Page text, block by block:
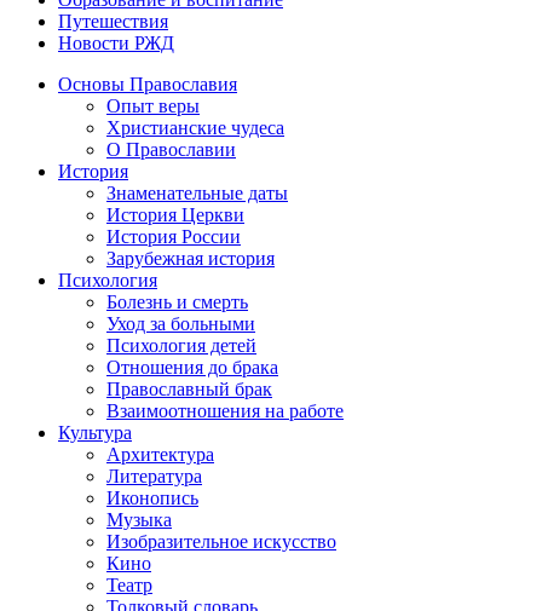
Путешествия
Новости РЖД
Основы Православия
Опыт веры
Христианские чудеса
О Православии
История
Знаменательные даты
История Церкви
История России
Зарубежная история
Психология
Болезнь и смерть
Уход за больными
Психология детей
Отношения до брака
Православный брак
Взаимоотношения на работе
Культура
Архитектура
Литература
Иконопись
Музыка
Изобразительное искусство
Кино
Театр